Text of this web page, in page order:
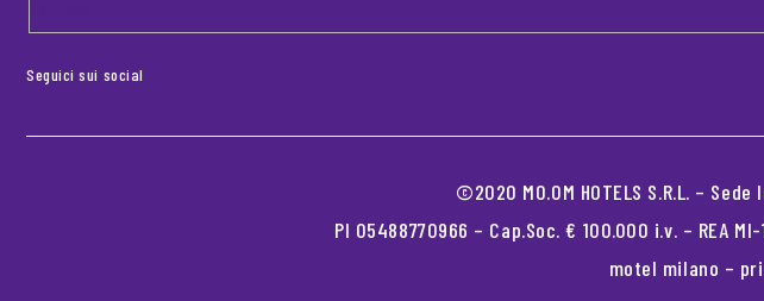
Seguici sui social
©2020 MO.OM HOTELS S.R.L. –
PI 05488770966 – Cap.Soc. € 100.000 i.v. – REA MI-
motel milano –